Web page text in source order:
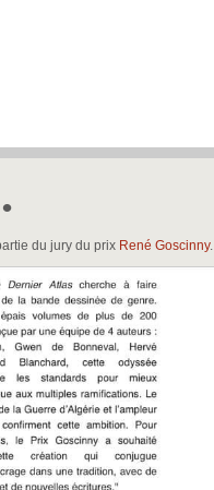
du jury du prix René Goscinny.